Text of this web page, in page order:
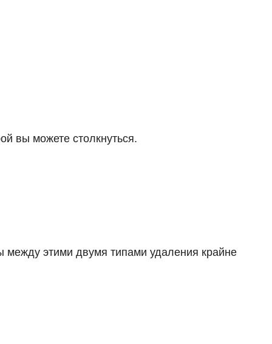
вы можете столкнуться.
между этими двумя типами удаления крайне